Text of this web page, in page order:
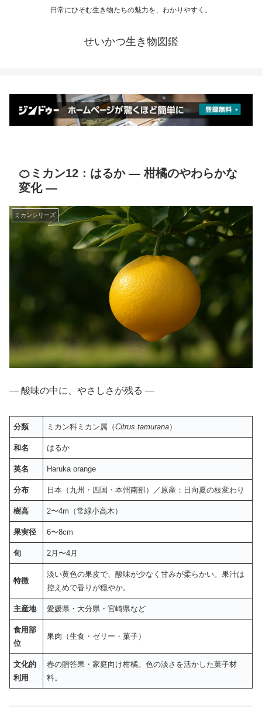
日常にひそむ生き物たちの魅力を、わかりやすく。
せいかつ生き物図鑑
🍊ミカン12：はるか ― 柑橘のやわらかな
変化 ―
ミカンシリーズ
― 酸味の中に、やさしさが残る ―
分類 ミカン科ミカン属（Citrus tamurana）
和名 はるか
英名 Haruka orange
分布 日本（九州・四国・本州南部）／原産：日向夏の枝変わり
樹高 2〜4m（常緑小高木）
果実径 6〜8cm
旬 2月〜4月
特徴
淡い黄色の果皮で、酸味が少なく甘みが柔らかい。果汁は
控えめで香りが穏やか。
主産地 愛媛県・大分県・宮崎県など
食用部
位
果肉（生食・ゼリー・菓子）
文化的
利用
春の贈答果・家庭向け柑橘。色の淡さを活かした菓子材
料。